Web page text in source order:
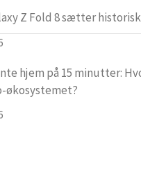
Z Fold 8 sætter
hjem på 15 minutter:
økosystemet?